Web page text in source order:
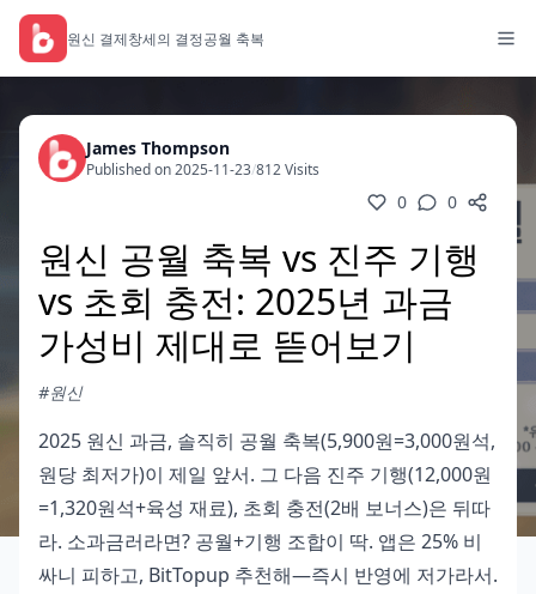
원신 결제창세의 결정공월 축복
James Thompson
Published on 2025-11-23/812 Visits
0 0
원신 공월 축복 vs 진주 기행
vs 초회 충전: 2025년 과금
가성비 제대로 뜯어보기
#원신
2025 원신 과금, 솔직히 공월 축복(5,900원=3,000원석,
원당 최저가)이 제일 앞서. 그 다음 진주 기행(12,000원
=1,320원석+육성 재료), 초회 충전(2배 보너스)은 뒤따
라. 소과금러라면? 공월+기행 조합이 딱. 앱은 25% 비
싸니 피하고, BitTopup 추천해—즉시 반영에 저가라서.